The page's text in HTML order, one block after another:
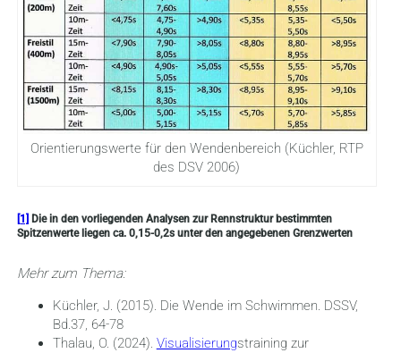
Orientierungswerte für den Wendenbereich (Küchler, RTP
des DSV 2006)
[1] Die in den vorliegenden Analysen zur Rennstruktur bestimmten
Spitzenwerte liegen ca. 0,15-0,2s unter den angegebenen Grenzwerten
Mehr zum Thema:
Küchler, J. (2015). Die Wende im Schwimmen. DSSV,
Bd.37, 64-78
Thalau, O. (2024). Visualisierungstraining zur